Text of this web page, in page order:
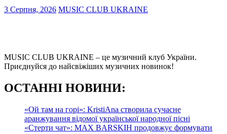
3 Серпня, 2026 MUSIC CLUB UKRAINE
MUSIC CLUB UKRAINE – це музичний клуб України.
Приєднуйся до найсвіжіших музичних новинок!
ОСТАННІ НОВИНИ:
«Ой там на горі»: KristiAna створила сучасне
аранжування відомої української народної пісні
«Стерти чат»: MAX BARSKIH продовжує формувати